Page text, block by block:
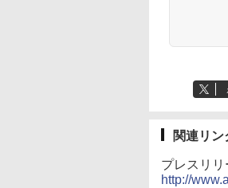
関連リン
プレスリリ
http://